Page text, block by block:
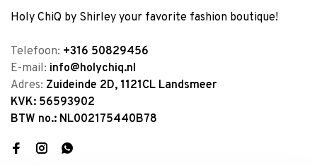
Holy ChiQ by Shirley your favorite fashion boutique!
Telefoon: +316 50829456
E-mail: info@holychiq.nl
Adres: Zuideinde 2D, 1121CL Landsmeer
KVK: 56593902
BTW no.: NL002175440B78